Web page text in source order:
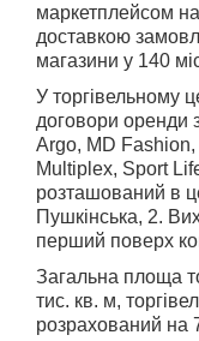
маркетплейсом
доставкою
магазини у 140
У торгiвельному
договори оренди
Argo, MD
Multiplex, Sport
розташований в
Пушкінська, 2.
перший поверх
Загальна площа
тис. кв. м,
розрахований на